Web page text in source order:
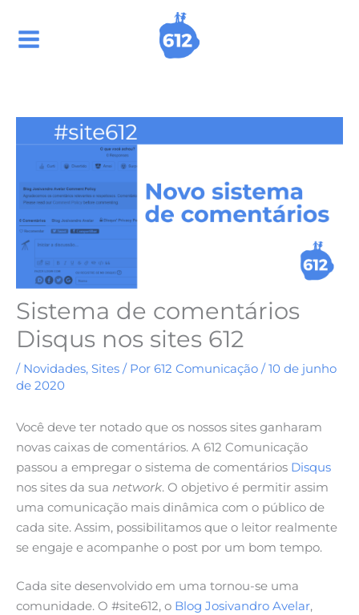
para
Sistema de comentários
Disqus nos sites 612
/ Novidades, Sites / Por 612 Comunicação /10 de junho
de 2020
Você deve ter notado que os nossos sites ganharam
novas caixas de comentários. A 612 Comunicação
passou a empregar o sistema de comentários Disqus
nos sites da sua network. O objetivo é permitir assim
uma comunicação mais dinâmica com o público de
cada site. Assim, possibilitamos que o leitor realmente
se engaje e acompanhe o post por um bom tempo.
Cada site desenvolvido em uma tornou-se uma
comunidade. O #site612, o Blog Josivandro Avelar,